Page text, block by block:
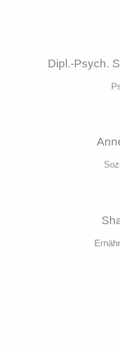
Dipl.-Psych.